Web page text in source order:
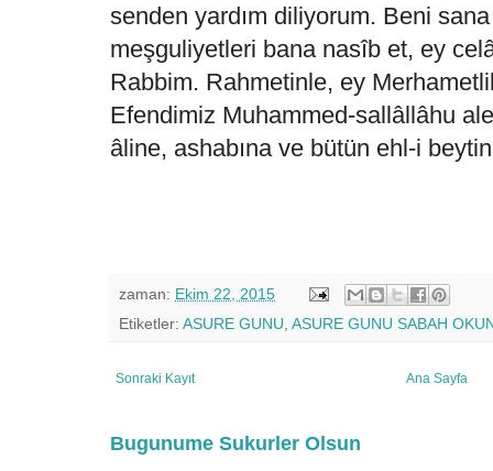
senden yardım diliyorum. Beni
meşguliyetleri bana nasîb et, ey
Rabbim. Rahmetinle, ey
Efendimiz Muhammed-sallâllâhu
âline, ashabına ve bütün ehl-i
zaman: Ekim 22, 2015
Etiketler: ASURE GUNU ASURE GUNU SABAH
Sonraki Kayıt Ana Sayfa
Bugunume Sukurler Olsun